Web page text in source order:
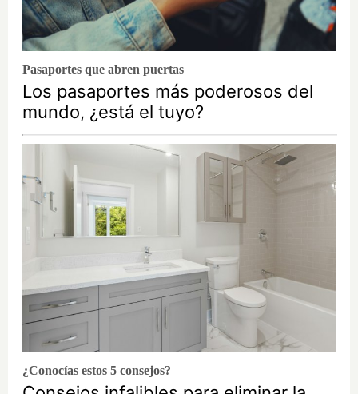
Pasaportes que abren puertas
Los pasaportes más poderosos del
mundo, ¿está el tuyo?
¿Conocías estos 5 consejos?